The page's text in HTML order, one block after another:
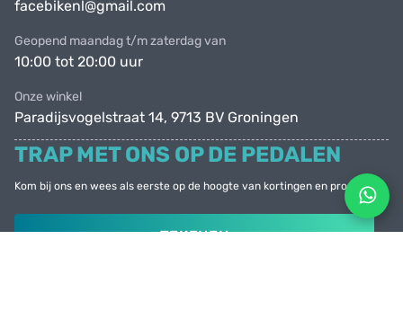
facebikenl@gmail.com
Geopend maandag t/m zaterdag van
10:00 tot 20:00 uur
Onze winkel
Paradijsvogelstraat 14, 9713 BV Groningen
TRAP MET ONS OP DE PEDALEN
Kom bij ons en wees als eerste op de hoogte van kortingen en promoties
TEKENEN